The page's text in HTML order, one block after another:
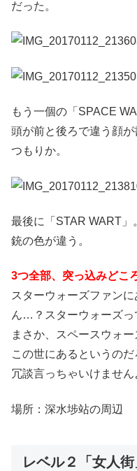
だった。
もう一個の「SPACE
頭が前と後ろで違う顔
つもりか。
最後に「STAR WART」
銃の色が違う。
3つ全部、突っ込みどこ
スターウォーズファンに
ん…？スターウォーズ
まさか、スペースウォ
この世にあるというのだ
冗談言っちゃいけません
場所：深水埗站の周辺
レベル２「女人街